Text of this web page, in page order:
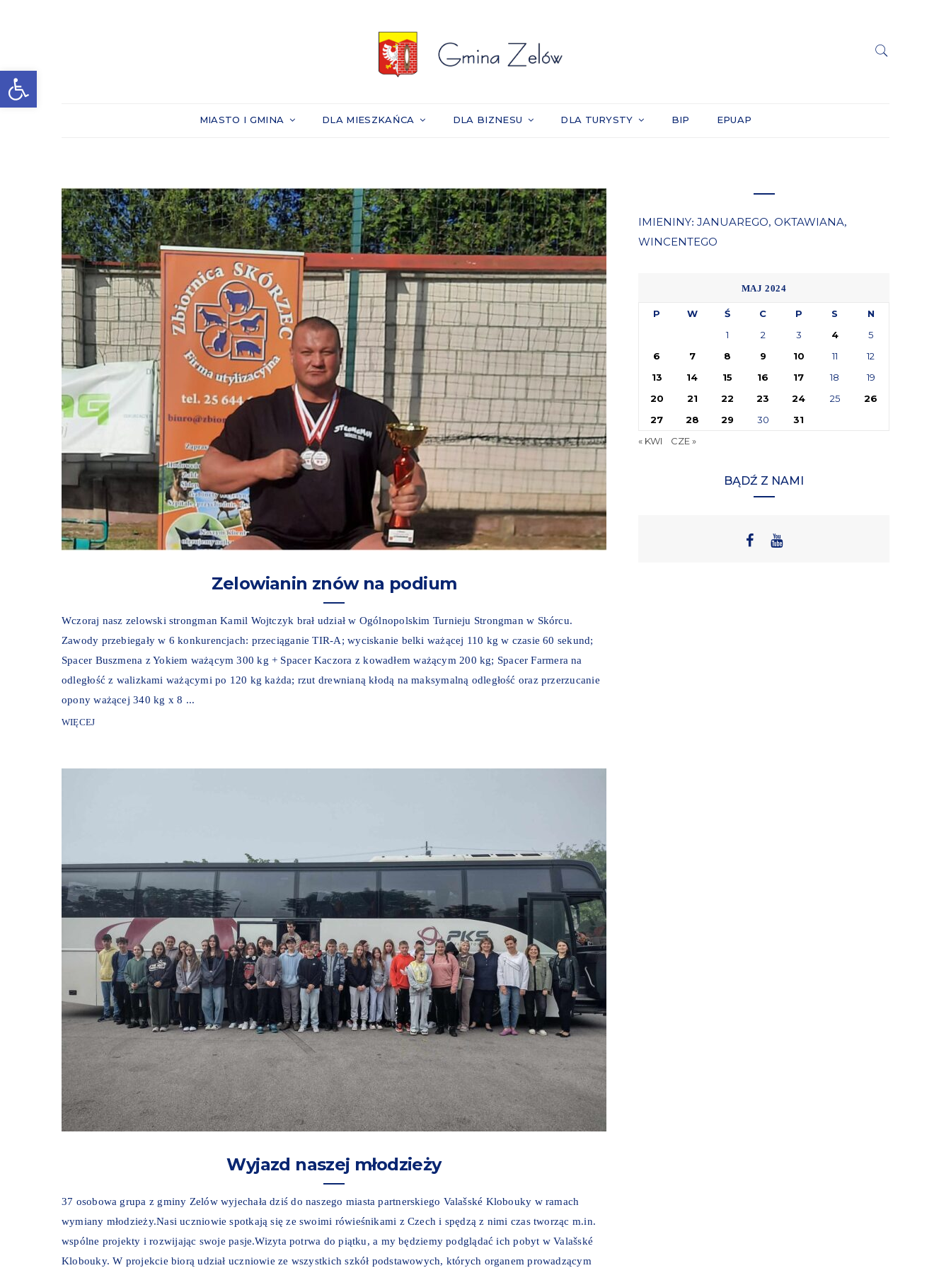
Otwórz pasek narzędzi
MIASTO I GMINA DLA MIESZKAŃCA DLA BIZNESU DLA TURYSTY BIP EPUAP
Zelowianin znów na podium
Wczoraj nasz zelowski strongman Kamil Wojtczyk brał udział w Ogólnopolskim Turnieju Strongman w Skórcu.
Zawody przebiegały w 6 konkurencjach: przeciąganie TIR-A; wyciskanie belki ważącej 110 kg w czasie 60 sekund;
Spacer Buszmena z Yokiem ważącym 300 kg + Spacer Kaczora z kowadłem ważącym 200 kg; Spacer Farmera na
odległość z walizkami ważącymi po 120 kg każda; rzut drewnianą kłodą na maksymalną odległość oraz przerzucanie
opony ważącej 340 kg x 8 ...
WIĘCEJ
Wyjazd naszej młodzieży
37 osobowa grupa z gminy Zelów wyjechała dziś do naszego miasta partnerskiego Valašské Klobouky w ramach
wymiany młodzieży.Nasi uczniowie spotkają się ze swoimi rówieśnikami z Czech i spędzą z nimi czas tworząc m.in.
wspólne projekty i rozwijając swoje pasje.Wizyta potrwa do piątku, a my będziemy podglądać ich pobyt w Valašské
Klobouky. W projekcie biorą udział uczniowie ze wszystkich szkół podstawowych, których organem prowadzącym
IMIENINY: JANUAREGO, OKTAWIANA,
WINCENTEGO
MAJ 2024
P W Ś C P S
N
1
2 3 4
5
6
7 8 9 10 11
12
13
14 15 16 17 18
19
20
21 22 23 24 25
26
27
28 29 30
31
« KWI
CZE »
BĄDŹ Z NAMI